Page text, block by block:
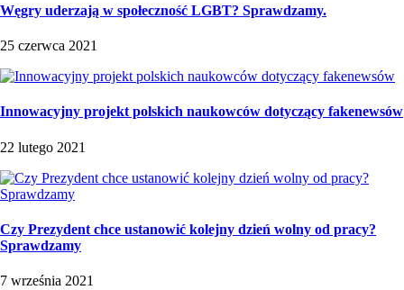
Węgry uderzają w społeczność LGBT? Sprawdzamy.
25 czerwca 2021
Innowacyjny projekt polskich naukowców dotyczący fakenewsów
22 lutego 2021
Czy Prezydent chce ustanowić kolejny dzień wolny od pracy?
Sprawdzamy
7 września 2021